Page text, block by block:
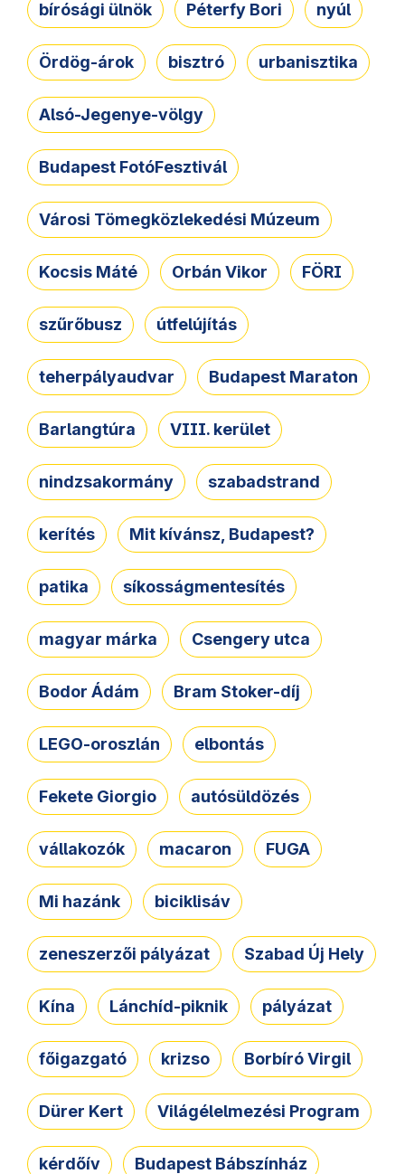
bírósági ülnök Péterfy Bori nyúl
Ördög-árok bisztró urbanisztika
Alsó-Jegenye-völgy
Budapest FotóFesztivál
Városi Tömegközlekedési Múzeum
Kocsis Máté Orbán Vikor FÖRI
szűrőbusz útfelújítás
teherpályaudvar Budapest Maraton
Barlangtúra VIII. kerület
nindzsakormány szabadstrand
kerítés Mit kívánsz, Budapest?
patika síkosságmentesítés
magyar márka Csengery utca
Bodor Ádám Bram Stoker-díj
LEGO-oroszlán elbontás
Fekete Giorgio autósüldözés
vállakozók macaron FUGA
Mi hazánk biciklisáv
zeneszerzői pályázat Szabad Új Hely
Kína Lánchíd-piknik pályázat
főigazgató krizso Borbíró Virgil
Dürer Kert Világélelmezési Program
kérdőív Budapest Bábszínház